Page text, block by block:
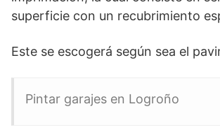
superficie con un recubrimiento
Este se escogerá según sea el
Pintar garajes en Logroño